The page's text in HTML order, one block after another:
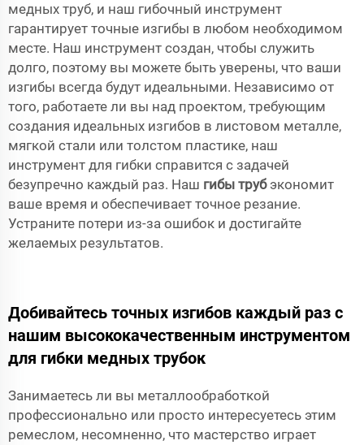
медных труб, и наш гибочный инструмент
гарантирует точные изгибы в любом необходимом
месте. Наш инструмент создан, чтобы служить
долго, поэтому вы можете быть уверены, что ваши
изгибы всегда будут идеальными. Независимо от
того, работаете ли вы над проектом, требующим
создания идеальных изгибов в листовом металле,
мягкой стали или толстом пластике, наш
инструмент для гибки справится с задачей
безупречно каждый раз. Наш гибы труб экономит
ваше время и обеспечивает точное резание.
Устраните потери из-за ошибок и достигайте
желаемых результатов.
Добивайтесь точных изгибов каждый раз с
нашим высококачественным инструментом
для гибки медных трубок
Занимаетесь ли вы металлообработкой
профессионально или просто интересуетесь этим
ремеслом, несомненно, что мастерство играет